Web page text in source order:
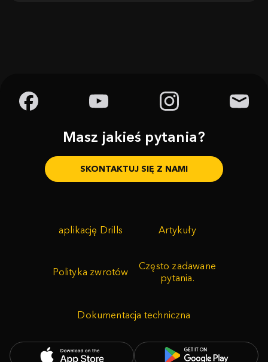
Masz jakieś pytania?
SKONTAKTUJ SIĘ Z NAMI
aplikację Drills Artykuły
Polityka zwrotów
Często zadawane
pytania.
Dokumentacja techniczna